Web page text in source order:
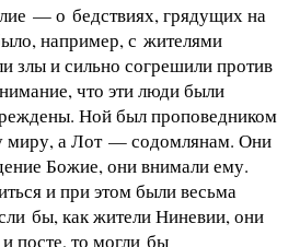
— о бедствиях, грядущих на
например, с жителями
злы и сильно согрешили против
что эти люди были
Ной был проповедником
миру, а Лот — содомлянам. Они
Божие, они внимали ему.
и при этом были весьма
бы, как жители Ниневии, они
посте, то могли бы